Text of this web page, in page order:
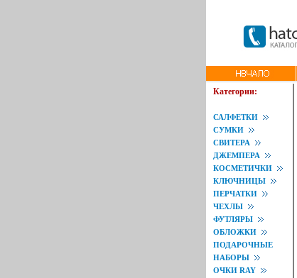
Категории:
САЛФЕТКИ
СУМКИ
СВИТЕРА
ДЖЕМПЕРА
КОСМЕТИЧКИ
КЛЮЧНИЦЫ
ПЕРЧАТКИ
ЧЕХЛЫ
ФУТЛЯРЫ
ОБЛОЖКИ
ПОДАРОЧНЫЕ
НАБОРЫ
ОЧКИ RAY